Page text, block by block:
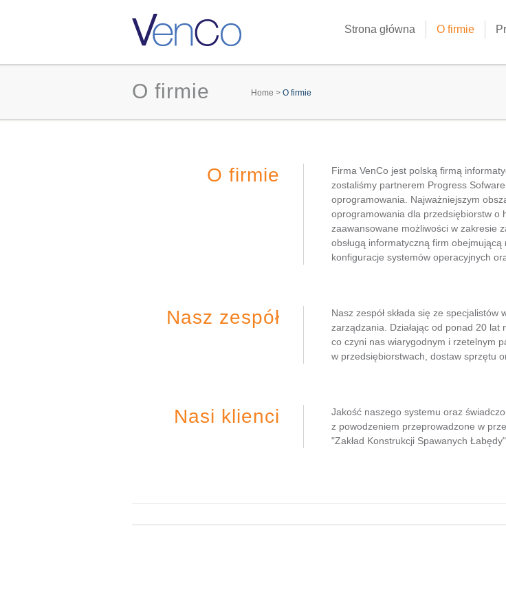
Strona główna O firmie
O firmie You are here
Home > O firmie
O firmie
Firma VenCo jest polską firmą
zostaliśmy partnerem Progress
oprogramowania. Najważniejszym
oprogramowania dla przedsiębiorstw o
zaawansowane możliwości w zakresie
obsługą informatyczną firm
konfiguracje systemów operacyjnych
Nasz zespół
Nasz zespół składa się ze
zarządzania. Działając od ponad 20
co czyni nas wiarygodnym i rzetelnym
w przedsiębiorstwach, dostaw sprzętu
Nasi klienci
Jakość naszego systemu oraz
z powodzeniem przeprowadzone w
"Zakład Konstrukcji Spawanych